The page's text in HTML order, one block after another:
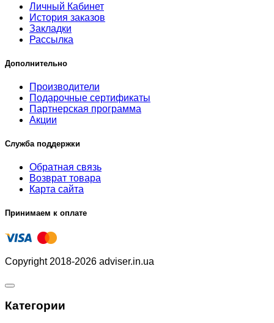
Личный Кабинет
История заказов
Закладки
Рассылка
Дополнительно
Производители
Подарочные сертификаты
Партнерская программа
Акции
Служба поддержки
Обратная связь
Возврат товара
Карта сайта
Принимаем к оплате
Copyright 2018-2026 adviser.in.ua
Категории